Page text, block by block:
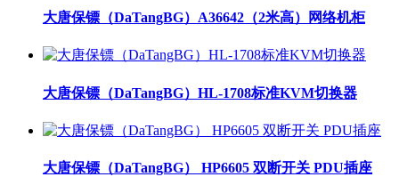
大唐保镖（DaTangBG）A36642（2米高）网络机柜
大唐保镖（DaTangBG）HL-1708标准KVM切换器
大唐保镖（DaTangBG） HP6605 双断开关 PDU插座